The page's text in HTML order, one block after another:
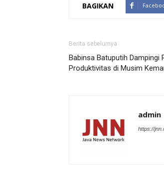
BAGIKAN
Berita sebelumya
Babinsa Batuputih Dampingi
Produktivitas di Musim
admin
https://